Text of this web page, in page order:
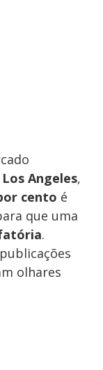
Los Angeles,
cento é
que uma
.
olhares